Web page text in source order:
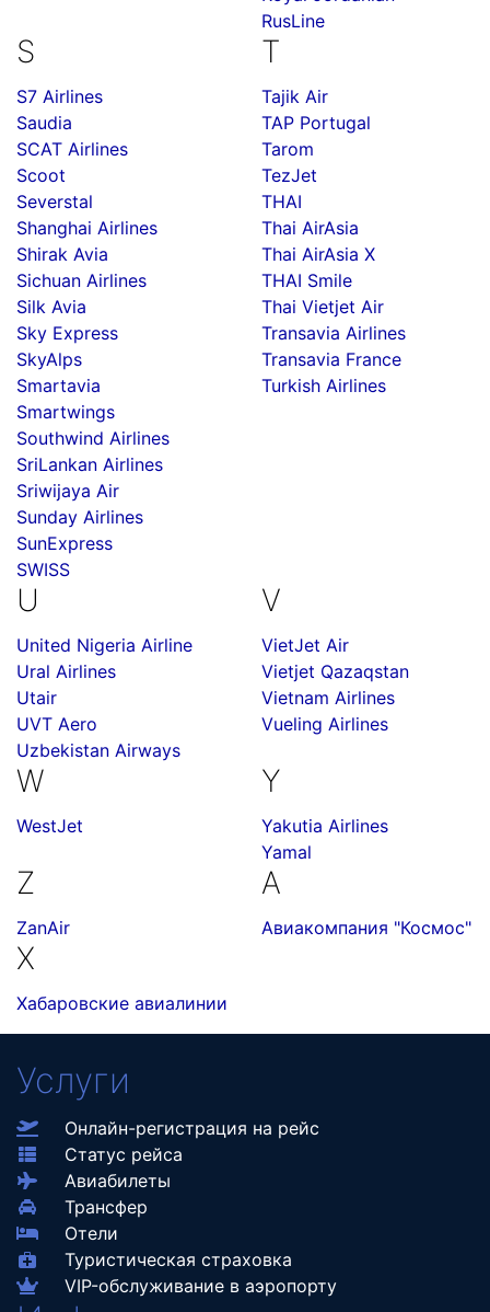
RusLine
S
S7 Airlines
Saudia
SCAT Airlines
Scoot
Severstal
Shanghai Airlines
Shirak Avia
Sichuan Airlines
Silk Avia
Sky Express
SkyAlps
Smartavia
Smartwings
Southwind Airlines
SriLankan Airlines
Sriwijaya Air
Sunday Airlines
SunExpress
SWISS
T
Tajik Air
TAP Portugal
Tarom
TezJet
THAI
Thai AirAsia
Thai AirAsia X
THAI Smile
Thai Vietjet Air
Transavia Airlines
Transavia France
Turkish Airlines
U
United Nigeria Airline
Ural Airlines
Utair
UVT Aero
Uzbekistan Airways
V
VietJet Air
Vietjet Qazaqstan
Vietnam Airlines
Vueling Airlines
W
WestJet
Y
Yakutia Airlines
Yamal
Z
ZanAir
А
Авиакомпания "Космос"
Х
Хабаровские авиалинии
Услуги
Онлайн-регистрация на рейс
Статус рейса
Авиабилеты
Трансфер
Отели
Туристическая страховка
VIP-обслуживание в аэропорту